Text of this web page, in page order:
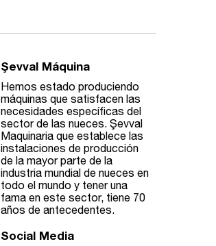
Şevval Máquina
Hemos estado produciendo
máquinas que satisfacen las
necesidades específicas del
sector de las nueces. Şevval
Maquinaria que establece las
instalaciones de producción
de la mayor parte de la
industria mundial de nueces en
todo el mundo y tener una
fama en este sector, tiene 70
años de antecedentes.
Social Media